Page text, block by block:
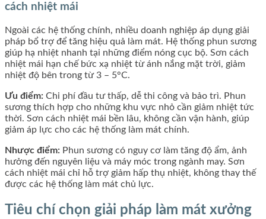
cách nhiệt mái
Ngoài các hệ thống chính, nhiều doanh nghiệp áp dụng giải
pháp bổ trợ để tăng hiệu quả làm mát. Hệ thống phun sương
giúp hạ nhiệt nhanh tại những điểm nóng cục bộ. Sơn cách
nhiệt mái hạn chế bức xạ nhiệt từ ánh nắng mặt trời, giảm
nhiệt độ bên trong từ 3 – 5°C.
Ưu điểm: Chi phí đầu tư thấp, dễ thi công và bảo trì. Phun
sương thích hợp cho những khu vực nhỏ cần giảm nhiệt tức
thời. Sơn cách nhiệt mái bền lâu, không cần vận hành, giúp
giảm áp lực cho các hệ thống làm mát chính.
Nhược điểm: Phun sương có nguy cơ làm tăng độ ẩm, ảnh
hưởng đến nguyên liệu và máy móc trong ngành may. Sơn
cách nhiệt mái chỉ hỗ trợ giảm hấp thụ nhiệt, không thay thế
được các hệ thống làm mát chủ lực.
Tiêu chí chọn giải pháp làm mát xưởng